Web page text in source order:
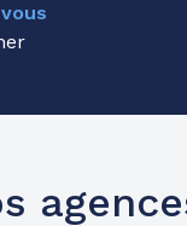
24 7j/7